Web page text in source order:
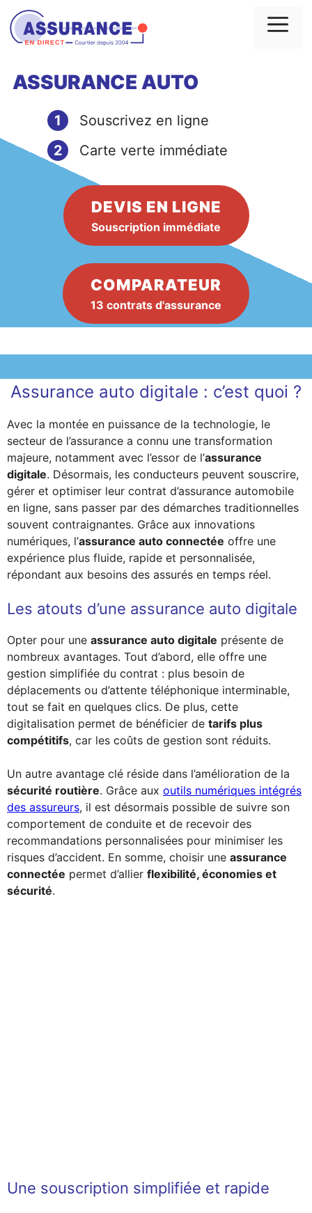
Aller
au
contenu
ASSURANCE AUTO
1
Souscrivez en ligne
2
Carte verte immédiate
DEVIS EN LIGNE
Souscription immédiate
COMPARATEUR
13 contrats d'assurance
Assurance auto digitale : c’est quoi ?
Avec la montée en puissance de la technologie, le
secteur de l’assurance a connu une transformation
majeure, notamment avec l’essor de l’assurance
digitale. Désormais, les conducteurs peuvent souscrire,
gérer et optimiser leur contrat d’assurance automobile
en ligne, sans passer par des démarches traditionnelles
souvent contraignantes. Grâce aux innovations
numériques, l’assurance auto connectée offre une
expérience plus fluide, rapide et personnalisée,
répondant aux besoins des assurés en temps réel.
Les atouts d’une assurance auto digitale
Opter pour une assurance auto digitale présente de
nombreux avantages. Tout d’abord, elle offre une
gestion simplifiée du contrat : plus besoin de
déplacements ou d’attente téléphonique interminable,
tout se fait en quelques clics. De plus, cette
digitalisation permet de bénéficier de tarifs plus
compétitifs, car les coûts de gestion sont réduits.
Un autre avantage clé réside dans l’amélioration de la
sécurité routière. Grâce aux outils numériques intégrés
des assureurs, il est désormais possible de suivre son
comportement de conduite et de recevoir des
recommandations personnalisées pour minimiser les
risques d’accident. En somme, choisir une assurance
connectée permet d’allier flexibilité, économies et
sécurité.
Une souscription simplifiée et rapide